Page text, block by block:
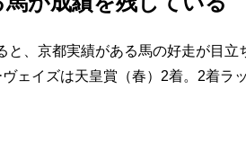
、京都実績がある馬の好走が目立
ェイズは天皇賞（春）2着。2着ラ